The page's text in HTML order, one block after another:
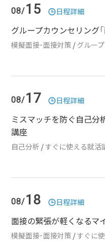
08/15 日程詳細
グループカウンセリング「
模擬面接・面接対策 /グルー
08/17 日程詳細
ミスマッチを防ぐ自己分
講座
自己分析 /すぐに使える就活
08/18 日程詳細
面接の緊張が軽くなるマ
模擬面接・面接対策 /すぐに